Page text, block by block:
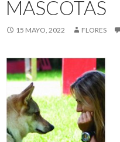
MASCOTAS
15 MAYO, 2022 FLORES